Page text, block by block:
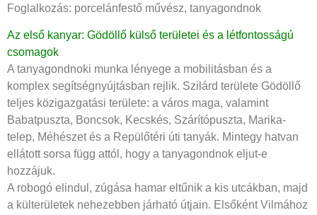
Foglalkozás: porcelánfestő művész, tanyagondnok
Az első kanyar: Gödöllő külső területei és a létfontosságú
csomagok
A tanyagondnoki munka lényege a mobilitásban és a
komplex segítségnyújtásban rejlik. Szilárd területe Gödöllő
teljes közigazgatási területe: a város maga, valamint
Babatpuszta, Boncsok, Kecskés, Szárítópuszta, Marika-
telep, Méhészet és a Repülőtéri úti tanyák. Mintegy hatvan
ellátott sorsa függ attól, hogy a tanyagondnok eljut-e
hozzájuk.
A robogó elindul, zúgása hamar eltűnik a kis utcákban, majd
a külterületek nehezebben járható útjain. Elsőként Vilmához